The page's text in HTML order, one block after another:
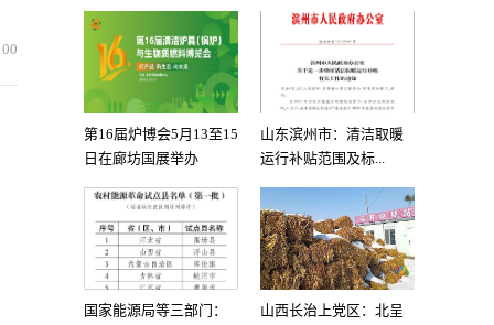
第16届炉博会5月13至15
日在廊坊国展举办
山东滨州市：清洁取暖
运行补贴范围及标...
国家能源局等三部门：
山西长治上党区：北呈